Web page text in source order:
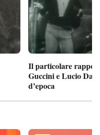
Il particolare
Guccini e Lucio
d’epoca